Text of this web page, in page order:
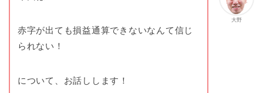
大野
赤字が出ても損益通算できないなんて信じ
られない！
について、お話しします！